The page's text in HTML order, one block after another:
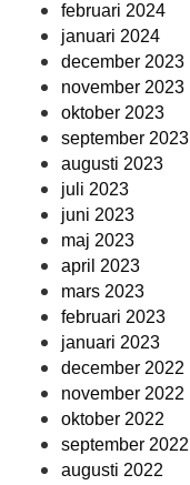
februari 2024
januari 2024
december 2023
november 2023
oktober 2023
september 2023
augusti 2023
juli 2023
juni 2023
maj 2023
april 2023
mars 2023
februari 2023
januari 2023
december 2022
november 2022
oktober 2022
september 2022
augusti 2022